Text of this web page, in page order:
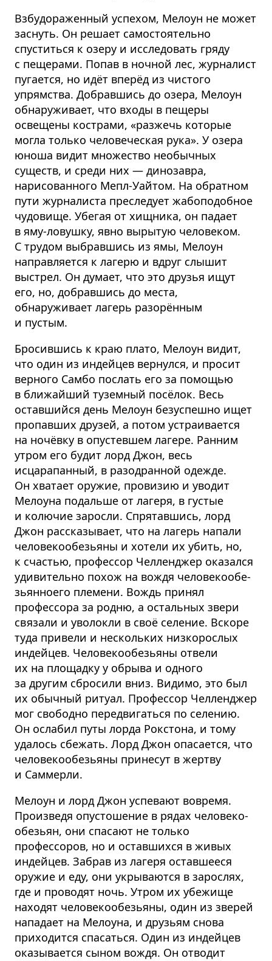
Взбудораженный успехом, Мелоун не может
заснуть. Он решает самосто­ятельно
спуститься к озеру и исследовать гряду
с пещерами. Попав в ночной лес, журналист
пугается, но идёт вперёд из чистого
упрямства. Добравшись до озера, Мелоун
обнаруживает, что входы в пещеры
освещены кострами, «разжечь которые
могла только человеческая рука». У озера
юноша видит множество необычных
существ, и среди них — динозавра,
нарисованного Мепл-Уайтом. На обратном
пути журналиста преследует жабоподобное
чудовище. Убегая от хищника, он падает
в яму-ловушку, явно вырытую человеком.
С трудом выбравшись из ямы, Мелоун
направляется к лагерю и вдруг слышит
выстрел. Он думает, что это друзья ищут
его, но, добравшись до места,
обнаруживает лагерь разорённым
и пустым.
Бросившись к краю плато, Мелоун видит,
что один из индейцев вернулся, и просит
верного Самбо послать его за помощью
в ближайший туземный посёлок. Весь
оставшийся день Мелоун безуспешно ищет
пропавших друзей, а потом устраивается
на ночёвку в опустевшем лагере. Ранним
утром его будит лорд Джон, весь
исцарапанный, в разодранной одежде.
Он хватает оружие, провизию и уводит
Мелоуна подальше от лагеря, в густые
и колючие заросли. Спрятавшись, лорд
Джон рассказывает, что на лагерь напали
человеко­о­безьяны и хотели их убить, но,
к счастью, профессор Челленджер оказался
удивительно похож на вождя человеко­о­бе­
зьянноего племени. Вождь принял
профессора за родню, а остальных звери
связали и уволокли в своё селение. Вскоре
туда привели и нескольких низкорослых
индейцев. Человеко­о­безьяны отвели
их на площадку у обрыва и одного
за другим сбросили вниз. Видимо, это был
их обычный ритуал. Профессор Челленджер
мог свободно передвигаться по селению.
Он ослабил путы лорда Рокстона, и тому
удалось сбежать. Лорд Джон опасается, что
человеко­о­безьяны принесут в жертву
и Саммерли.
Мелоун и лорд Джон успевают вовремя.
Произведя опустошение в рядах человеко­
обезьян, они спасают не только
профессоров, но и оставшихся в живых
индейцев. Забрав из лагеря оставшееся
оружие и еду, они укрываются в зарослях,
где и проводят ночь. Утром их убежище
находят человеко­о­безьяны, один из зверей
нападает на Мелоуна, и друзьям снова
приходится спасаться. Один из индейцев
оказывается сыном вождя. Он отводит